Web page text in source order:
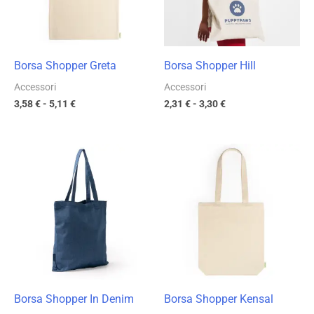
Borsa Shopper Greta
Accessori
3,58€- 5,11 €
Borsa Shopper Hill
Accessori
2,31 €- 3,30€
Borsa Shopper In Denim
Fascia
di
prezzo:
da
4,16 €
Borsa Shopper Kensal
Fascia
3,75 €